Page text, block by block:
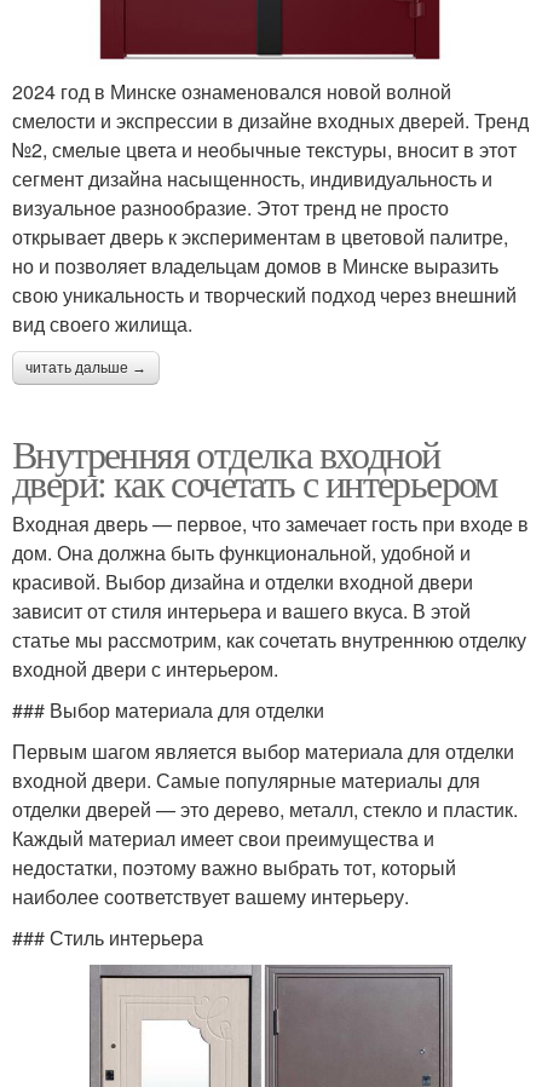
2024 год в Минске ознаменовался новой волной
смелости и экспрессии в дизайне входных дверей. Тренд
№2, смелые цвета и необычные текстуры, вносит в этот
сегмент дизайна насыщенность, индивидуальность и
визуальное разнообразие. Этот тренд не просто
открывает дверь к экспериментам в цветовой палитре,
но и позволяет владельцам домов в Минске выразить
свою уникальность и творческий подход через внешний
вид своего жилища.
читать дальше →
Внутренняя отделка входной
двери: как сочетать с интерьером
Входная дверь — первое, что замечает гость при входе в
дом. Она должна быть функциональной, удобной и
красивой. Выбор дизайна и отделки входной двери
зависит от стиля интерьера и вашего вкуса. В этой
статье мы рассмотрим, как сочетать внутреннюю отделку
входной двери с интерьером.
### Выбор материала для отделки
Первым шагом является выбор материала для отделки
входной двери. Самые популярные материалы для
отделки дверей — это дерево, металл, стекло и пластик.
Каждый материал имеет свои преимущества и
недостатки, поэтому важно выбрать тот, который
наиболее соответствует вашему интерьеру.
### Стиль интерьера